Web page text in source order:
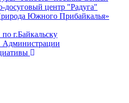
досуговый центр "Радуга"
Южного Прибайкалья»
г.Байкальску
Администрации